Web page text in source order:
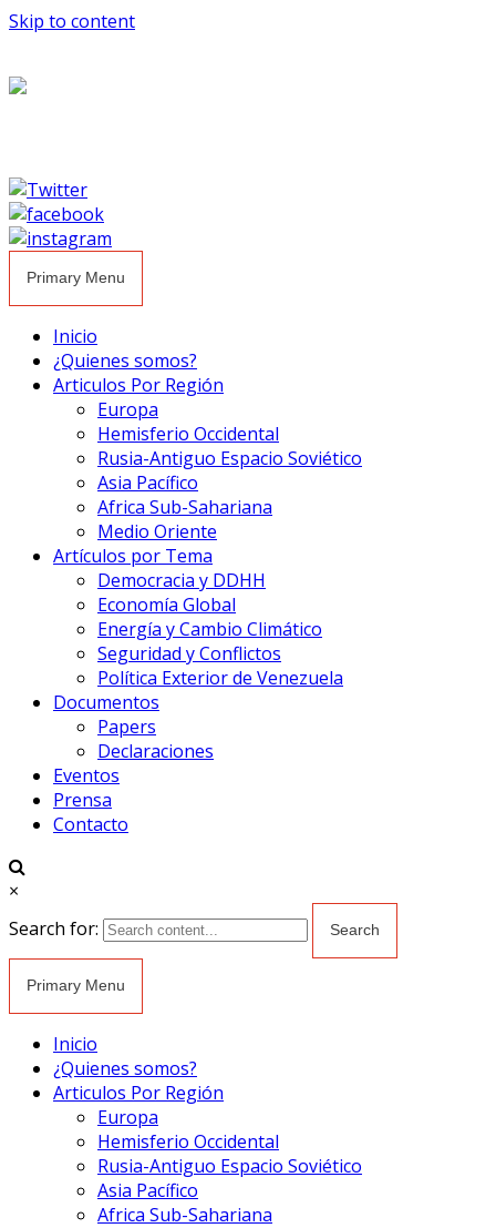
Skip to content
Primary Menu
Inicio
¿Quienes somos?
Articulos Por Región
Europa
Hemisferio Occidental
Rusia-Antiguo Espacio Soviético
Asia Pacífico
Africa Sub-Sahariana
Medio Oriente
Artículos por Tema
Democracia y DDHH
Economía Global
Energía y Cambio Climático
Seguridad y Conflictos
Política Exterior de Venezuela
Documentos
Papers
Declaraciones
Eventos
Prensa
Contacto
×
Search for:
Primary Menu
Inicio
¿Quienes somos?
Articulos Por Región
Europa
Hemisferio Occidental
Rusia-Antiguo Espacio Soviético
Asia Pacífico
Africa Sub-Sahariana